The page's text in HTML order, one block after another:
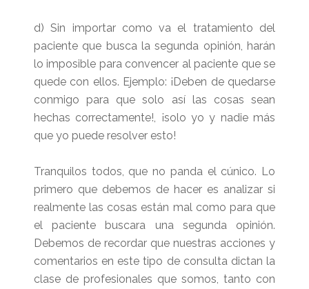
d) Sin importar como va el tratamiento del
paciente que busca la segunda opinión, harán
lo imposible para convencer al paciente que se
quede con ellos. Ejemplo: ¡Deben de quedarse
conmigo para que solo así las cosas sean
hechas correctamente!, ¡solo yo y nadie más
que yo puede resolver esto!
Tranquilos todos, que no panda el cúnico. Lo
primero que debemos de hacer es analizar si
realmente las cosas están mal como para que
el paciente buscara una segunda opinión.
Debemos de recordar que nuestras acciones y
comentarios en este tipo de consulta dictan la
clase de profesionales que somos, tanto con